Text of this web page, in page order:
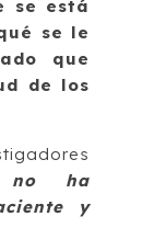
se está
se le
que
de los
no ha
y